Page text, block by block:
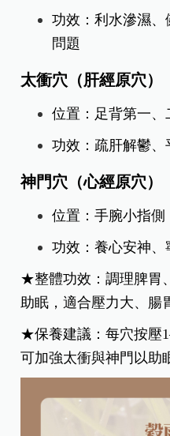
功效：利水滲濕、
問題
太衝穴（肝經原穴）
位置：足背第一、
功效：疏肝解鬱
神門穴（心經原穴）
位置：手腕小指
功效：養心安神
★整體功效：調理脾胃
助眠，適合壓力大、腸
★保養建議：每穴按壓
可加強太衝與神門以助